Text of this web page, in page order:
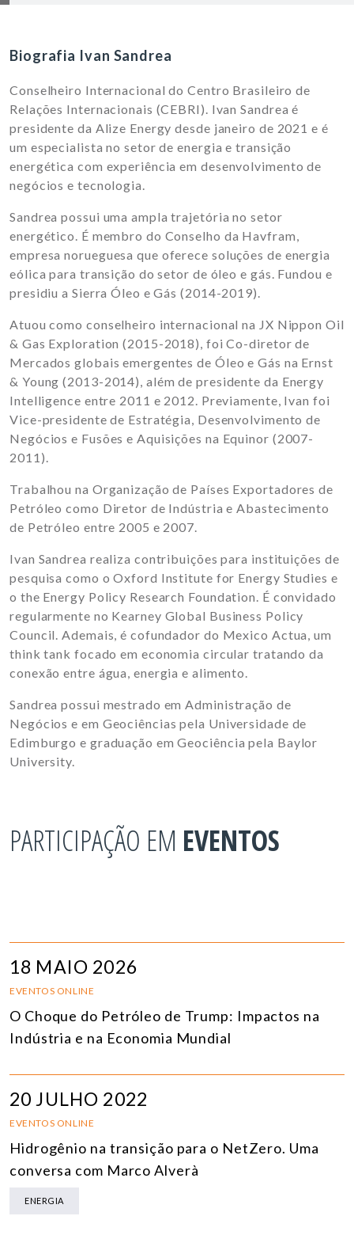
Biografia Ivan Sandrea
Conselheiro Internacional do Centro Brasileiro de
Relações Internacionais (CEBRI). Ivan Sandrea é
presidente da Alize Energy desde janeiro de 2021 e é
um especialista no setor de energia e transição
energética com experiência em desenvolvimento de
negócios e tecnologia.
Sandrea possui uma ampla trajetória no setor
energético. É membro do Conselho da Havfram,
empresa norueguesa que oferece soluções de energia
eólica para transição do setor de óleo e gás. Fundou e
presidiu a Sierra Óleo e Gás (2014-2019).
Atuou como conselheiro internacional na JX Nippon Oil
& Gas Exploration (2015-2018), foi Co-diretor de
Mercados globais emergentes de Óleo e Gás na Ernst
& Young (2013-2014), além de presidente da Energy
Intelligence entre 2011 e 2012. Previamente, Ivan foi
Vice-presidente de Estratégia, Desenvolvimento de
Negócios e Fusões e Aquisições na Equinor (2007-
2011).
Trabalhou na Organização de Países Exportadores de
Petróleo como Diretor de Indústria e Abastecimento
de Petróleo entre 2005 e 2007.
Ivan Sandrea realiza contribuições para instituições de
pesquisa como o Oxford Institute for Energy Studies e
o the Energy Policy Research Foundation. É convidado
regularmente no Kearney Global Business Policy
Council. Ademais, é cofundador do Mexico Actua, um
think tank focado em economia circular tratando da
conexão entre água, energia e alimento.
Sandrea possui mestrado em Administração de
Negócios e em Geociências pela Universidade de
Edimburgo e graduação em Geociência pela Baylor
University.
PARTICIPAÇÃO EM EVENTOS
18 MAIO 2026
EVENTOS ONLINE
O Choque do Petróleo de Trump: Impactos na
Indústria e na Economia Mundial
20 JULHO 2022
EVENTOS ONLINE
Hidrogênio na transição para o NetZero. Uma
conversa com Marco Alverà
ENERGIA